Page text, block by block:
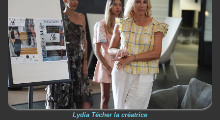
Lydia Técher la créatrice